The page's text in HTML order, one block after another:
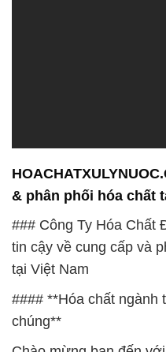
### Công Ty Hóa
tin cậy về cung cấp và
tại Việt Nam
#### **Hóa chất ngành
chúng**
Chào mừng bạn đến
Trường Phát, nơi chúng
tin cậy hàng đầu trong
phối hóa chất đa dạng
cam kết về chất lượng